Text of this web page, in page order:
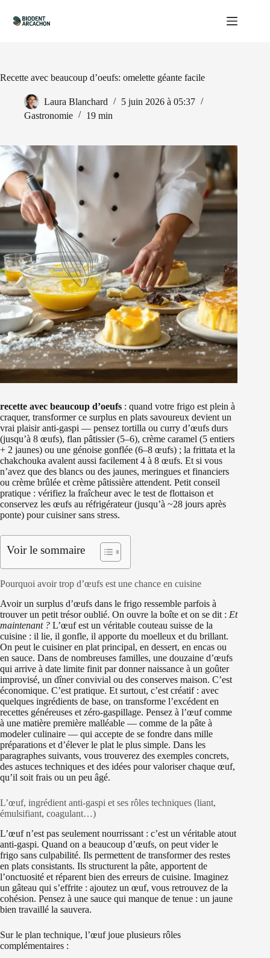
contenu
Recette avec beaucoup d’oeufs: omelette géante facile
Laura Blanchard
5 juin 2026 à 05:37
Gastronomie
19 min
recette avec beaucoup d’oeufs : quand votre frigo est plein à
craquer, transformer ce surplus en plats savoureux devient un
vrai plaisir anti‑gaspi — pensez tortilla ou curry d’œufs durs
(jusqu’à 8 œufs), flan pâtissier (5–6), crème caramel (5 entiers
+ 2 jaunes) ou une génoise gonflée (6–8 œufs) ; la frittata et la
chakchouka avalent aussi facilement 4 à 8 œufs. Et si vous
n’avez que des blancs ou des jaunes, meringues et financiers
ou crème brûlée et crème pâtissière attendent. Petit conseil
pratique : vérifiez la fraîcheur avec le test de flottaison et
conservez les œufs au réfrigérateur (jusqu’à ~28 jours après
ponte) pour cuisiner sans stress.
Voir le sommaire
Pourquoi avoir trop d’œufs est une chance en cuisine
Avoir un surplus d’œufs dans le frigo ressemble parfois à
trouver un petit trésor oublié. On ouvre la boîte et on se dit : Et
maintenant ? L’œuf est un véritable couteau suisse de la
cuisine : il lie, il gonfle, il apporte du moelleux et du brillant.
On peut le cuisiner en plat principal, en dessert, en encas ou
en sauce. Dans de nombreuses familles, une douzaine d’œufs
qui arrive à date limite finit par donner naissance à un goûter
improvisé, un dîner convivial ou des conserves maison. C’est
économique. C’est pratique. Et surtout, c’est créatif : avec
quelques ingrédients de base, on transforme l’excédent en
recettes généreuses et zéro-gaspillage. Pensez à l’œuf comme
à une matière première malléable — comme de la pâte à
modeler culinaire — qui accepte de se fondre dans mille
préparations et d’élever le plat le plus simple. Dans les
paragraphes suivants, vous trouverez des exemples concrets,
des astuces techniques et des idées pour valoriser chaque œuf,
qu’il soit frais ou un peu âgé.
L’œuf, ingrédient anti-gaspi et ses rôles techniques (liant,
émulsifiant, coagulant…)
L’œuf n’est pas seulement nourrissant : c’est un véritable atout
anti-gaspi. Quand on a beaucoup d’œufs, on peut vider le
frigo sans culpabilité. Ils permettent de transformer des restes
en plats consistants. Ils structurent la pâte, apportent de
l’onctuosité et réparent bien des erreurs de cuisine. Imaginez
un gâteau qui s’effrite : ajoutez un œuf, vous retrouvez de la
cohésion. Pensez à une sauce qui manque de tenue : un jaune
bien travaillé la sauvera.
Sur le plan technique, l’œuf joue plusieurs rôles
complémentaires :